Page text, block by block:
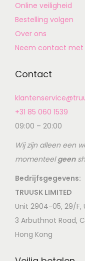
Online veiligheid
Bestelling volgen
Over ons
Neem contact met
Contact
+31 85 060 1539
09:00 – 20:00
Wij zijn alleen een
momenteelgeen
Bedrijfsgegevens:
TRUUSK LIMITED
Unit 2904-05, 29/F,
3 Arbuthnot Road,
Hong Kong